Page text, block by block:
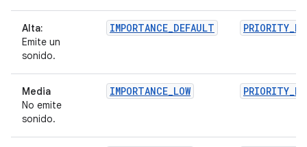
Alta:
Emite un
sonido.
IMPORTANCE_DEFAULT
Media
No emite
sonido.
IMPORTANCE_LOW